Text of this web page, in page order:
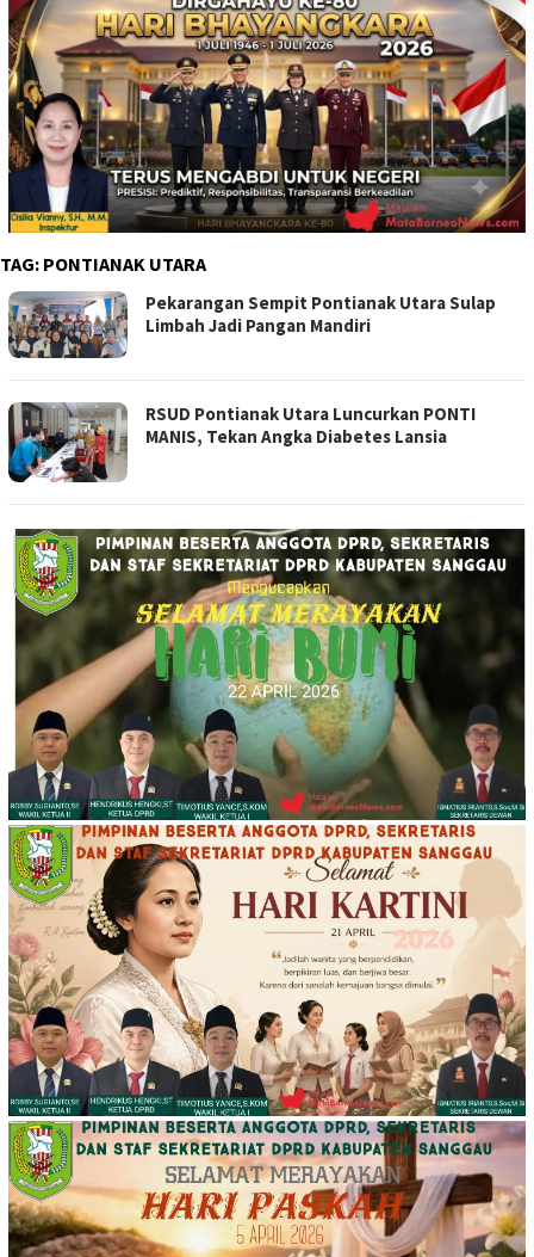
TAG: PONTIANAK UTARA
Pekarangan Sempit Pontianak Utara Sulap
Limbah Jadi Pangan Mandiri
RSUD Pontianak Utara Luncurkan PONTI
MANIS, Tekan Angka Diabetes Lansia